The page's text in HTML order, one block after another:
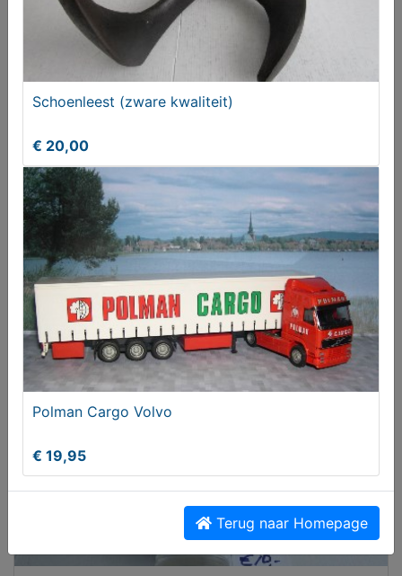
€ 69,50
VINTAGE JAREN 60 VAAS
€ 44,50
Schoenleest (zware kwaliteit)
€ 20,00
Polman Cargo Volvo
€ 19,95
Terug naar Homepage